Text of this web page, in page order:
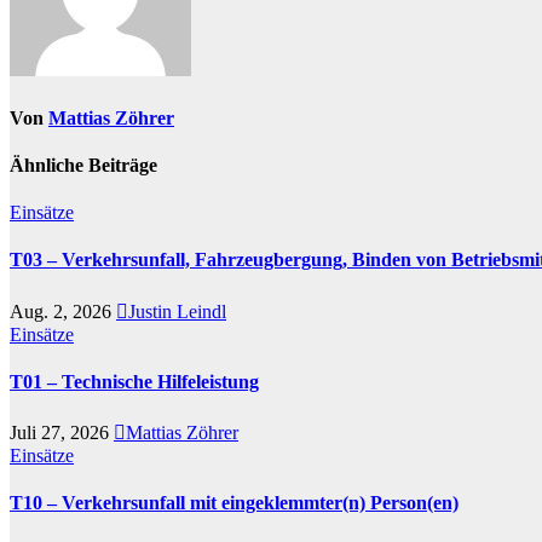
Von Mattias Zöhrer
Ähnliche Beiträge
Einsätze
T03 – Verkehrsunfall, Fahrzeugbergung, Binden von
Aug. 2, 2026
Justin Leindl
Einsätze
T01 – Technische Hilfeleistung
Juli 27, 2026
Mattias Zöhrer
Einsätze
T10 – Verkehrsunfall mit eingeklemmter(n) Person(en)